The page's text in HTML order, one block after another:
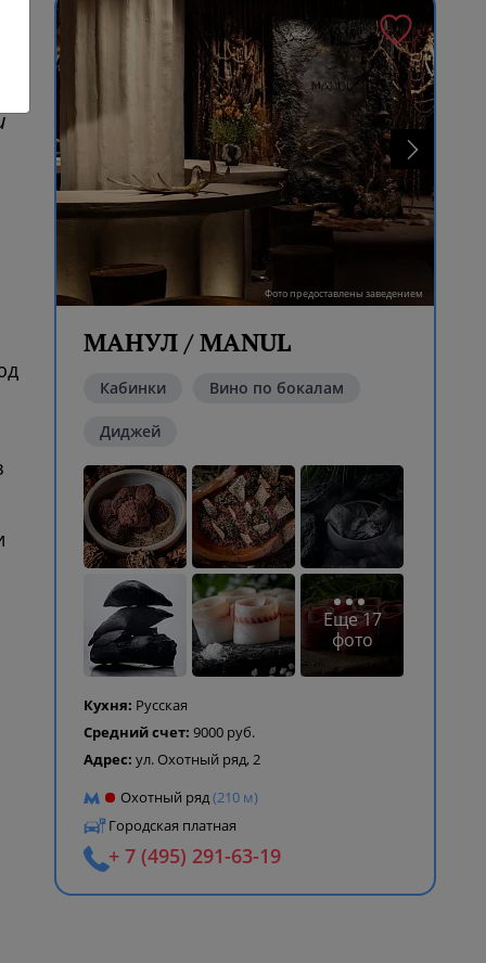
Фото предоставлены заведением
МАНУЛ / MANUL
Кабинки Вино по бокалам
Диджей
Еще 17
фото
Кухня: Русская
Средний счет: 9000 руб.
Адрес: ул. Охотный ряд, 2
Охотный ряд(210 м)
Городская платная
+ 7 (495) 291-63-19